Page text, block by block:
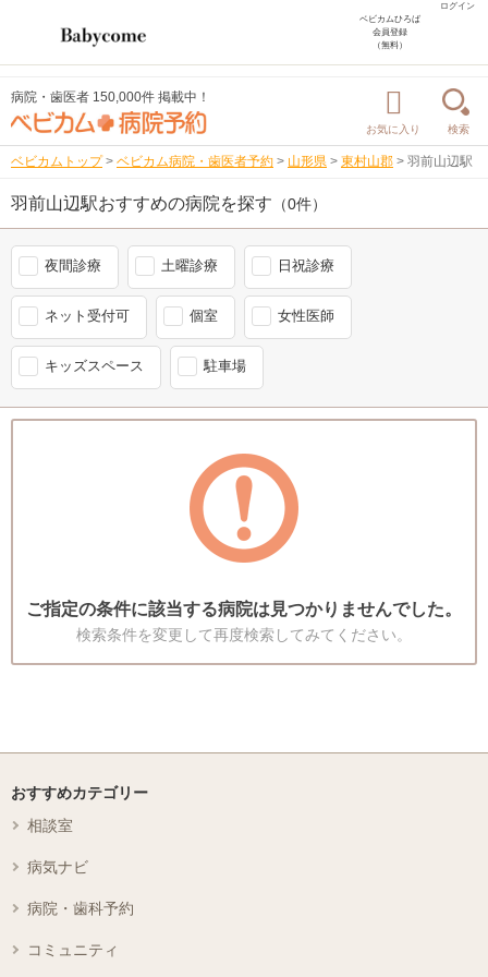
ログイン
ベビカムひろば
会員登録
（無料）
病院・歯医者 150,000件 掲載中！
お気に入り 検索
ベビカムトップ > ベビカム病院・歯医者予約 > 山形県 > 東村山郡 > 羽前山辺駅
羽前山辺駅おすすめの病院を探す （0件）
夜間診療 土曜診療 日祝診療
ネット受付可 個室 女性医師
キッズスペース 駐車場
ご指定の条件に該当する病院は見つかりませんでした。
検索条件を変更して再度検索してみてください。
おすすめカテゴリー
相談室
病気ナビ
病院・歯科予約
コミュニティ